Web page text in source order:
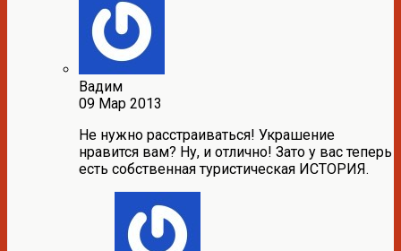
Вадим
09 Мар 2013
Не нужно расстраиваться! Украшение
нравится вам? Ну, и отлично! Зато у вас теперь
есть собственная туристическая ИСТОРИЯ.